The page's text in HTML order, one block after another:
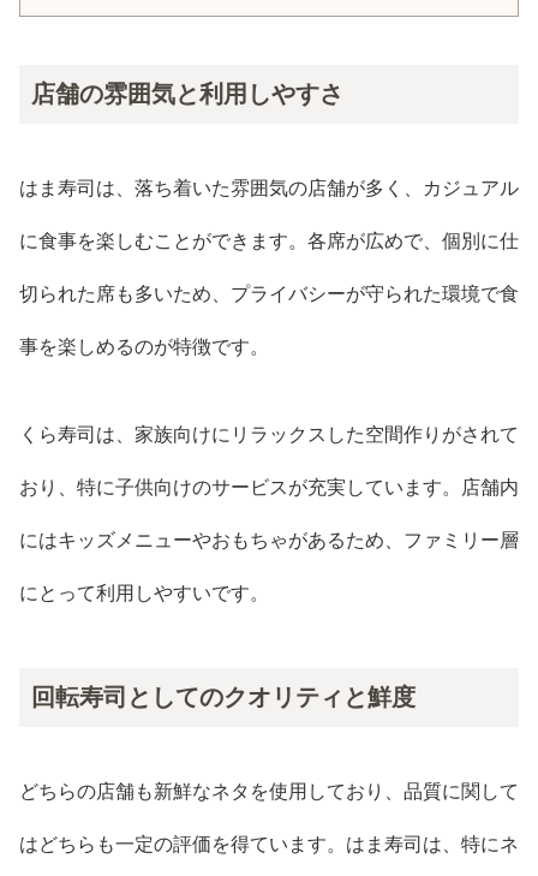
店舗の雰囲気と利用しやすさ
はま寿司は、落ち着いた雰囲気の店舗が多く、カジュアル
に食事を楽しむことができます。各席が広めで、個別に仕
切られた席も多いため、プライバシーが守られた環境で食
事を楽しめるのが特徴です。
くら寿司は、家族向けにリラックスした空間作りがされて
おり、特に子供向けのサービスが充実しています。店舗内
にはキッズメニューやおもちゃがあるため、ファミリー層
にとって利用しやすいです。
回転寿司としてのクオリティと鮮度
どちらの店舗も新鮮なネタを使用しており、品質に関して
はどちらも一定の評価を得ています。はま寿司は、特にネ